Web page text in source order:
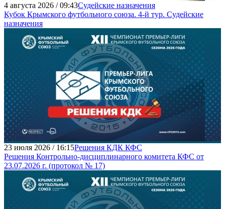
4 августа 2026 / 09:43Судейские назначения
Кубок Крымского футбольного союза. 4-й тур. Судейские
назначения
23 июля 2026 / 16:15Решения КДК КФС
Решения Контрольно-дисциплинарного комитета КФС от
23.07.2026 г. (протокол № 17)